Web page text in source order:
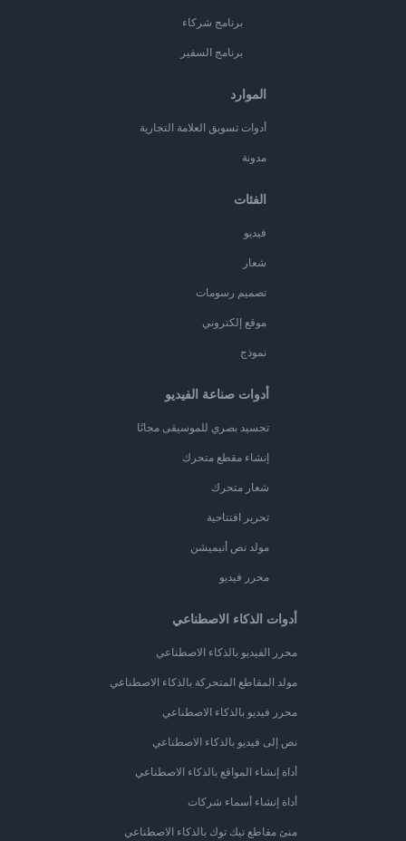
برنامج شركاء
برنامج السفير
الموارد
أدوات تسويق العلامة التجارية
مدونة
الفئات
فيديو
شعار
تصميم رسومات
موقع إلكتروني
نموذج
أدوات صناعة الفيديو
تجسيد بصري للموسيقى مجانًا
إنشاء مقطع متحرك
شعار متحرك
تحرير افتتاحية
مولد نص أنيميشن
محرر فيديو
أدوات الذكاء الاصطناعي
محرر الفيديو بالذكاء الاصطناعي
مولد المقاطع المتحركة بالذكاء الاصطناعي
محرر فيديو بالذكاء الاصطناعي
نص إلى فيديو بالذكاء الاصطناعي
أداة إنشاء المواقع بالذكاء الاصطناعي
أداة إنشاء أسماء شركات
منئ مقاطع تيك توك بالذكاء الاصطناعي